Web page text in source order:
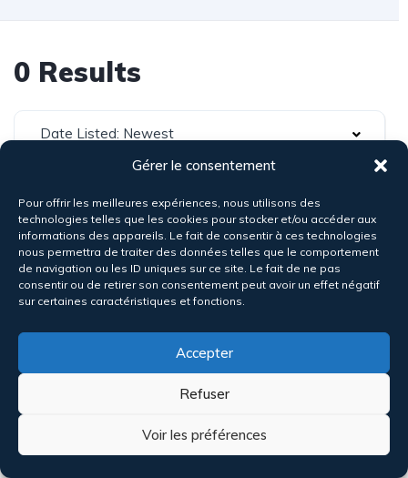
Gérer le consentement
Pour offrir les meilleures expériences, nous utilisons des
technologies telles que les cookies pour stocker et/ou accéder aux
informations des appareils. Le fait de consentir à ces technologies
nous permettra de traiter des données telles que le comportement
de navigation ou les ID uniques sur ce site. Le fait de ne pas
consentir ou de retirer son consentement peut avoir un effet négatif
sur certaines caractéristiques et fonctions.
Accepter
Refuser
Voir les préférences
0 Results
Date Listed: Newest